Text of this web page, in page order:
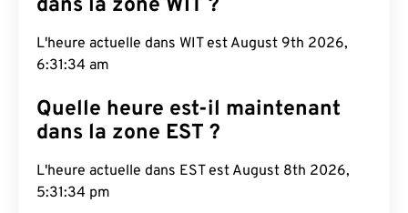
dans la zone WIT ?
L'heure actuelle dans WIT est August 9th 2026,
6:31:35 am
Quelle heure est-il maintenant
dans la zone EST ?
L'heure actuelle dans EST est August 8th 2026,
5:31:35 pm